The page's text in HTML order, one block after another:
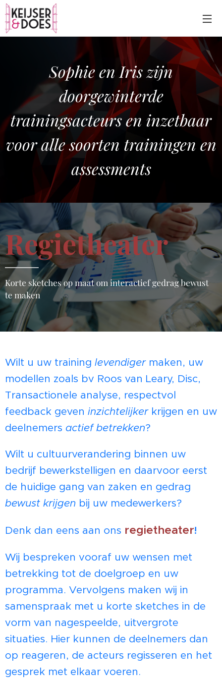
Sophie en Iris zijn
doorgewinterde
trainingsacteursen inzetbaar
vooralle soorten trainingen en
assessments
Regietheater
Korte sketches op maat om interactief gedrag bewust
te maken
Wilt u uw training levendigermaken, uw
modellen zoals bv Roos van Leary, Disc,
Transactionele analyse, respectvol
feedback geven inzichtelijker krijgen en uw
deelnemers actief betrekken?
Wilt u cultuurverandering binnen uw
bedrijf bewerkstelligen en daarvoor eerst
de huidige gang van zaken en gedrag
bewust krijgen bij uw medewerkers?
Denk dan eens aan ons regietheater!
Wij bespreken vooraf uw wensen met
betrekking tot de doelgroep en uw
programma. Vervolgens maken wij in
samenspraak met u korte sketches in de
vorm van nagespeelde, uitvergrote
situaties. Hier kunnen de deelnemers dan
op reageren, de acteurs regisseren en het
gesprek met elkaar voeren.